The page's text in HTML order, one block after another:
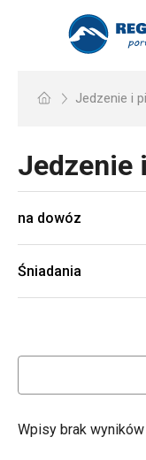
Jedzenie i
Jedzenie
na dowóz
Śniadania
Wpisy brak wyników